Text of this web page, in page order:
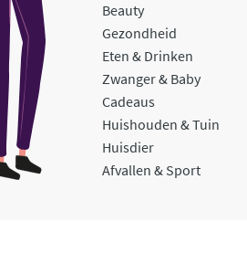
Beauty
Gezondheid
Eten & Drinken
Zwanger & Baby
Cadeaus
Huishouden & Tuin
Huisdier
Afvallen & Sport